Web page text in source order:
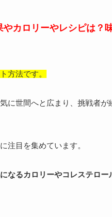
カロリーやレシピは？
方法です。
に世間へと広まり、挑戦者が
注目を集めています。
なるカロリーやコレステロー